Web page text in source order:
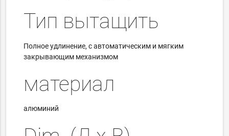
Тип вытащить
Полное удлинение, с автоматическим и мягким
закрывающим механизмом
материал
алюминий